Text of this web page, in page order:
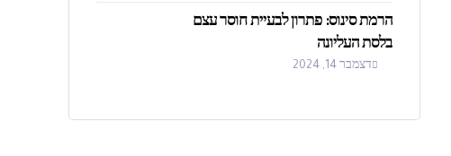
הרמת סינוס: פתרון לבעיית חוסר עצם
בלסת העליונה
דצמבר 14, 2024